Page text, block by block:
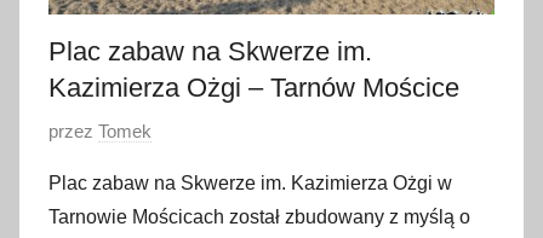
Plac zabaw na Skwerze im.
Kazimierza Ożgi – Tarnów Mościce
O
u
b
przez Tomek
Plac zabaw na Skwerze im. Kazimierza Ożgi w
Tarnowie Mościcach został zbudowany z myślą o